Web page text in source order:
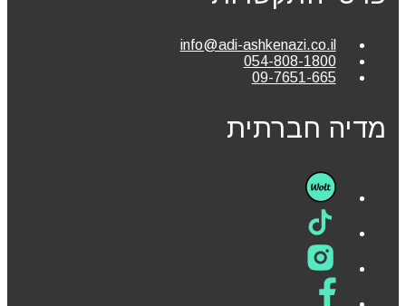
info@adi-ashkenazi.co.il
054-808-1800
09-7651-665
מדיה חברתית